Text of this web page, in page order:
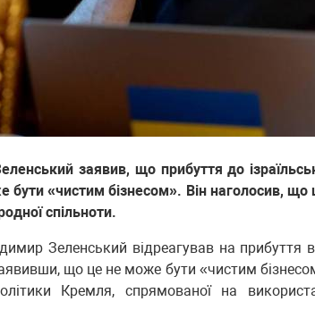
заявив, що прибуття до
бути «чистим бізнесом». Він наголосив,
спільноти.
Зеленський відреагував на прибуття
що це не може бути «чистим
Кремля, спрямованої на